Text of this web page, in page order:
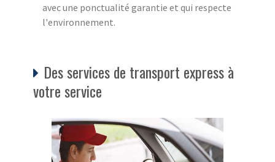
avec une ponctualité garantie et qui respecte
l'environnement.
Des services de transport express à
votre service